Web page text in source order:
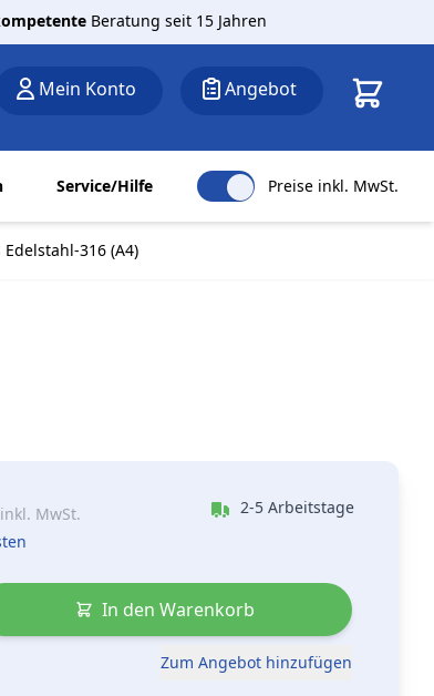
Beratung seit 15 Jahren
Mein Konto Angebot
Service/Hilfe Preise inkl. MwSt.
316 (A4)
inkl. MwSt.
2-5 Arbeitstage
In den Warenkorb
Zum Angebot hinzufügen